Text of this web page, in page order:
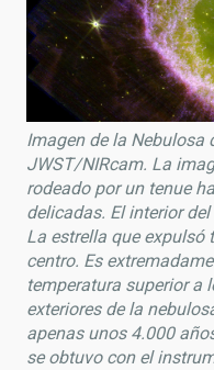
Imagen de la Nebulosa
JWST/NIRcam. La
rodeado por un tenue
delicadas. El interior
La estrella que expulsó
centro. Es
temperatura superior a
exteriores de la
apenas unos 4.000
se obtuvo con el